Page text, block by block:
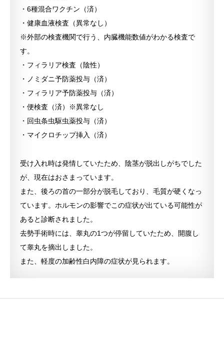
・6種混合ワクチン（済）
・健康血液検査（異常なし）
※外部の検査機関で行う、内臓機能数値がわかる検査で
す。
・フィラリア検査（陰性）
・ノミダニ予防薬投与（済）
・フィラリア予防薬投与（済）
・便検査（済）※異常なし
・回虫条虫駆虫薬投与（済）
・マイクロチップ挿入（済）
受け入れ時は発情していたため、陰茎が脱出しがちでした
が、現在はおさまっています。
また、後ろの首の一部分が脱毛しており、毛質が硬くなっ
ています。ホルモンの影響でこの症状が出ている可能性が
あると診断されました。
去勢手術時には、睾丸の1つが停留していたため、開腹し
て睾丸を摘出しました。
また、軽度の加齢性白内障の症状が見られます。